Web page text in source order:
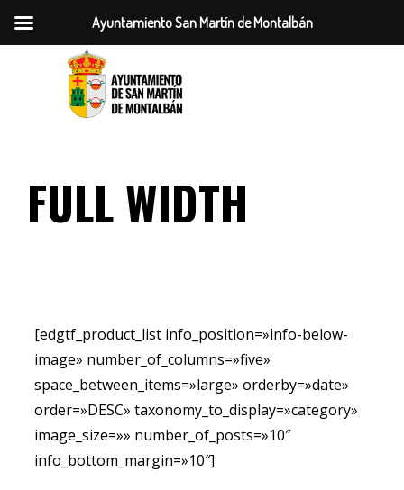
FULL WIDTH
[edgtf_product_list info_position=»info-below-
image» number_of_columns=»five»
space_between_items=»large» orderby=»date»
order=»DESC» taxonomy_to_display=»category»
image_size=»» number_of_posts=»10″
info_bottom_margin=»10″]
Ayuntamiento San Martín de Montalbán